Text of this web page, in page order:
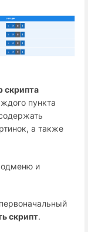
скрипта
пункта
а также
и
скрипт.